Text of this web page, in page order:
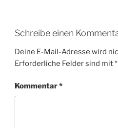
Schreibe einen
Deine E-Mail-Adresse wird
Erforderliche Felder sind mit*
Kommentar*